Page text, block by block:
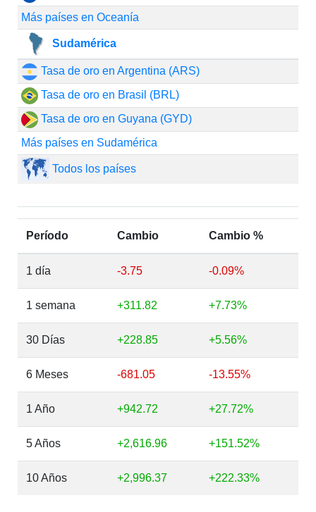
Más países en Oceanía
Sudamérica
Tasa de oro en Argentina (ARS)
Tasa de oro en Brasil (BRL)
Tasa de oro en Guyana (GYD)
Más países en Sudamérica
Todos los países
Período Cambio Cambio %
1 día -3.75 -0.09%
1 semana +311.82 +7.73%
30 Días +228.85 +5.56%
6 Meses -681.05 -13.55%
1 Año +942.72 +27.72%
5 Años +2,616.96 +151.52%
10 Años +2,996.37 +222.33%